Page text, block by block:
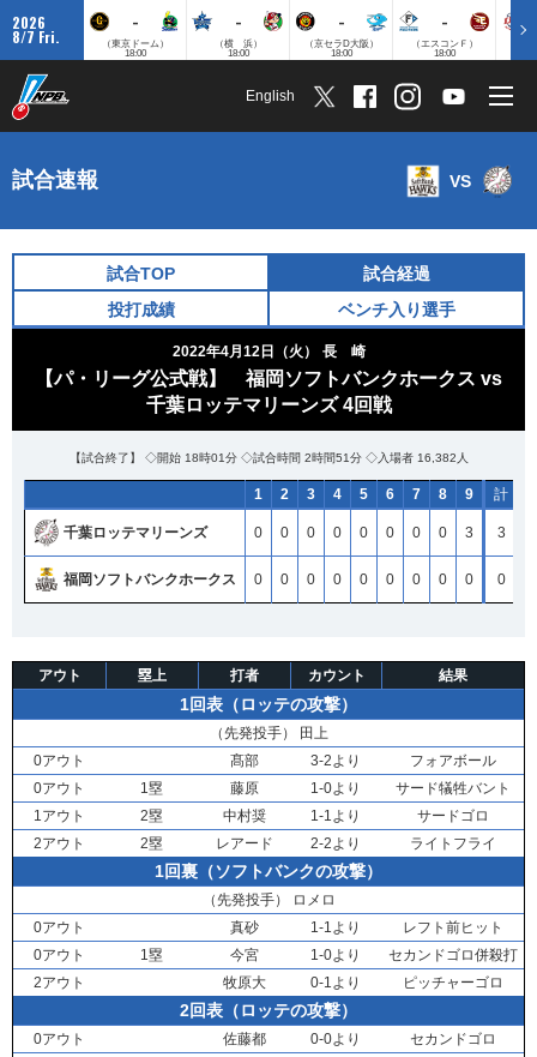
2026
8/7 Fri.
-
（東京ドーム）
18:00
-
（横 浜）
18:00
-
（京セラD大阪）
18:00
-
（エスコンＦ）
18:00
English
試合速報 VS
試合TOP
試合経過
投打成績
ベンチ入り選手
2022年4月12日（火） 長 崎
【パ・リーグ公式戦】 福岡ソフトバンクホークス vs
千葉ロッテマリーンズ 4回戦
【試合終了】 ◇開始 18時01分 ◇試合時間 2時間51分 ◇入場者 16,382人
1 2 3 4 5 6 7 8 9 計
千葉ロッテマリーンズ 0 0 0 0 0 0 0 0 3 3
福岡ソフトバンクホークス 0 0 0 0 0 0 0 0 0 0
1 2 3 4 5 6 7 8 9 計
千葉ロッテマリーンズ 0 0 0 0 0 0 0 0 3 3
福岡ソフトバンクホークス 0 0 0 0 0 0 0 0 0 0
1 2 3 4 5 6 7 8 9 計
千葉ロッテマリーンズ 0 0 0 0 0 0 0 0 3 3
福岡ソフトバンクホークス 0 0 0 0 0 0 0 0 0 0
1 2 3 4 5 6 7 8 9 計
千葉ロッテマリーンズ 0 0 0 0 0 0 0 0 3 3
福岡ソフトバンクホークス 0 0 0 0 0 0 0 0 0 0
アウト 塁上 打者 カウント 結果
1回表（ロッテの攻撃）
（先発投手）
田上
0アウト
髙部 3-2より
フォアボール
0アウト
1塁 藤原 1-0より
サード犠牲バント
1アウト
2塁 中村奨 1-1より
サードゴロ
2アウト
2塁 レアード 2-2より ライトフライ
1回裏（ソフトバンクの攻撃）
（先発投手）
ロメロ
0アウト
真砂 1-1より
レフト前ヒット
0アウト
1塁 今宮 1-0より
セカンドゴロ併殺打
2アウト
牧原大 0-1より ピッチャーゴロ
2回表（ロッテの攻撃）
0アウト 佐藤都 0-0より
セカンドゴロ